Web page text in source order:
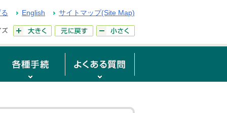
English サイトマップ(Site Map)